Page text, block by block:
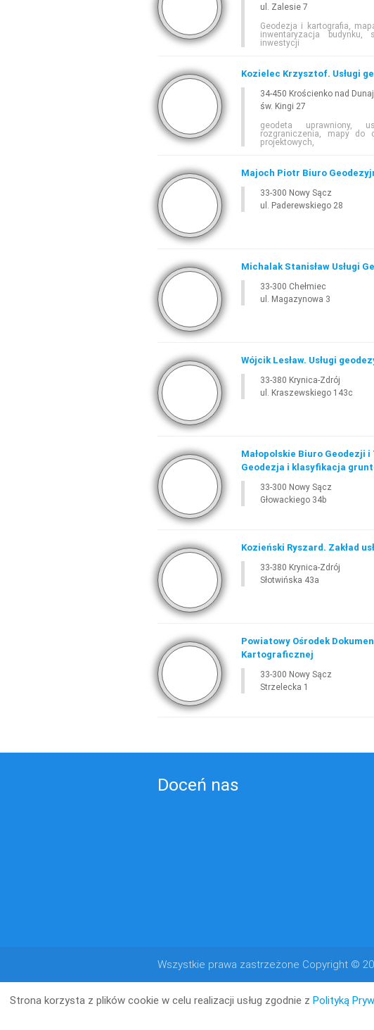
ul. Zalesie 7
Geodezja i kartografia,
inwentaryzacja budynku,
inwestycji
Kozielec Krzysztof. Usługi
34-450 Krościenko nad
św. Kingi 27
geodeta uprawniony,
rozgraniczenia, mapy do
projektowych,
Majoch Piotr Biuro
33-300 Nowy Sącz
ul. Paderewskiego 28
Michalak Stanisław Usługi
33-300 Chełmiec
ul. Magazynowa 3
Wójcik Lesław. Usługi
33-380 Krynica-Zdrój
ul. Kraszewskiego 143c
Małopolskie Biuro Geodezji
Geodezja i klasyfikacja
33-300 Nowy Sącz
Głowackiego 34b
Kozieński Ryszard. Zakład
33-380 Krynica-Zdrój
Słotwińska 43a
Powiatowy Ośrodek
Kartograficznej
33-300 Nowy Sącz
Strzelecka 1
Doceń nas
Wszystkie prawa zastrzeżone Copyright ©
Strona korzysta z plików cookie w celu realizacji usług zgodnie z Polityką